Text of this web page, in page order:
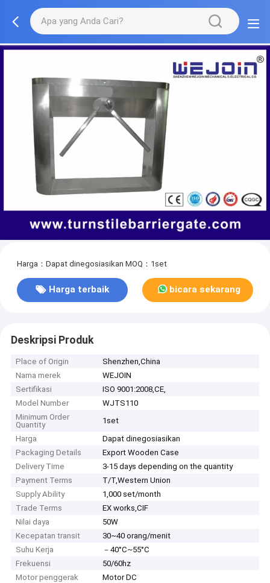
Harga：Dapat dinegosiasikan MOQ：1set
Harga terbaik bicara sekarang
Deskripsi Produk
Place of Origin
Shenzhen,China
Nama merek
WEJOIN
Sertifikasi
ISO 9001:2008,CE,
Model Number
WJTS110
Minimum Order
Quantity
1set
Harga
Dapat dinegosiasikan
Packaging Details
Export Wooden Case
Delivery Time
3-15 days depending on the quantity
Payment Terms
T/T,Western Union
Supply Ability
1,000 set/month
Trade Terms
EX works,CIF
Nilai daya
50W
Kecepatan transit
30~40 orang/menit
Suhu Kerja
－40°C~55°C
Frekuensi
50/60hz
Motor penggerak
Motor DC